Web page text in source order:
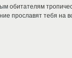
обитателям
прославят тебя на